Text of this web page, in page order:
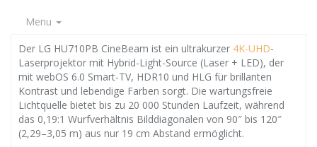
Menu
Der LG HU710PB CineBeam ist ein ultrakurzer 4K-UHD-
Laserprojektor mit Hybrid-Light-Source (Laser + LED), der
mit webOS 6.0 Smart-TV, HDR10 und HLG für brillanten
Kontrast und lebendige Farben sorgt. Die wartungsfreie
Lichtquelle bietet bis zu 20 000 Stunden Laufzeit, während
das 0,19:1 Wurfverhältnis Bilddiagonalen von 90″ bis 120″
(2,29–3,05 m) aus nur 19 cm Abstand ermöglicht.